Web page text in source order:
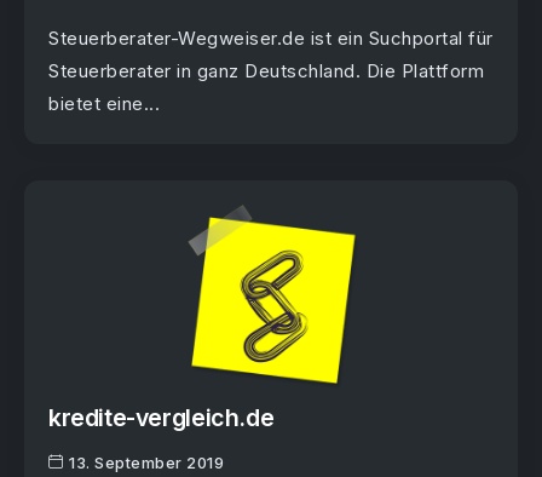
Steuerberater-Wegweiser.de ist ein Suchportal für
Steuerberater in ganz Deutschland. Die Plattform
bietet eine...
kredite-vergleich.de
13. September 2019